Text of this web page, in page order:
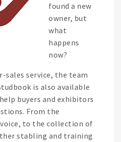
found a new
owner, but
what
happens
now?
sales service, the team
is also available
buyers and exhibitors
From the
to the collection of
stabling and training